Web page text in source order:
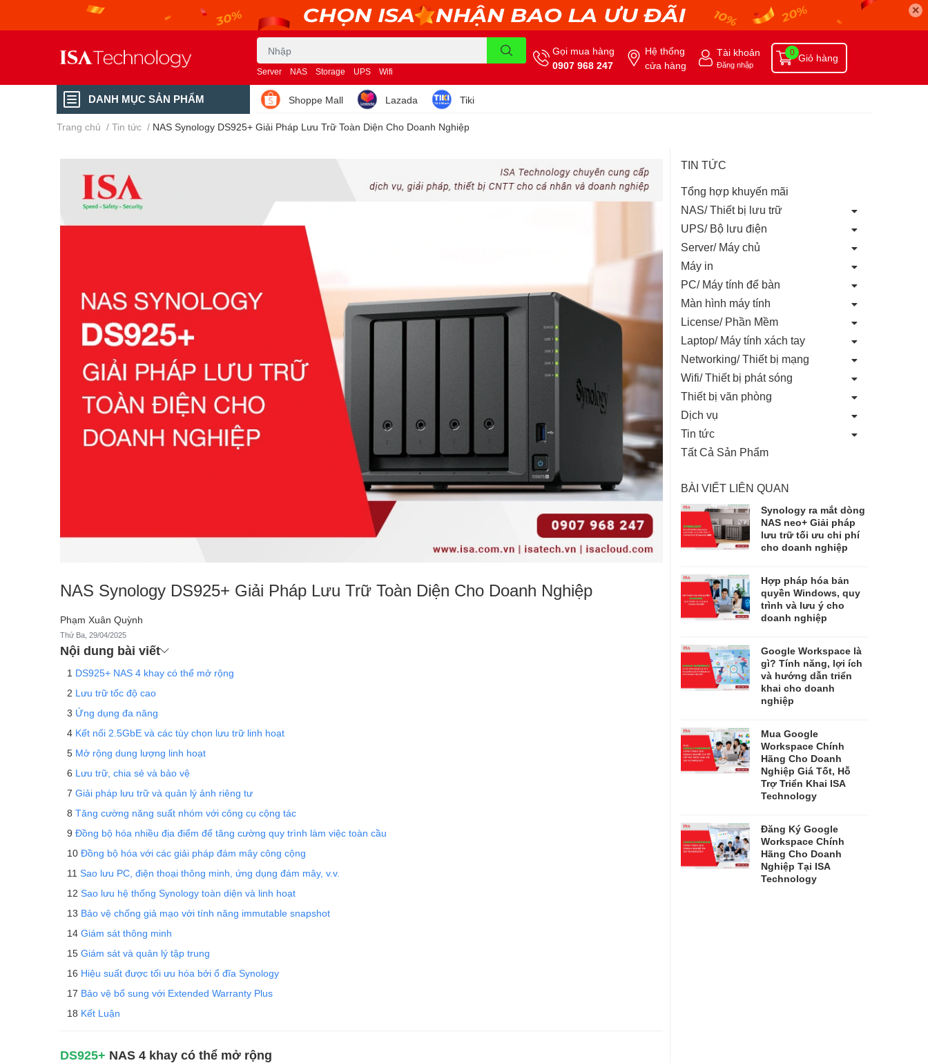
✕
Server NAS Storage UPS Wifi
Gọi mua hàng
0907 968 247
Hệ thống
cửa hàng
Tài khoản
Đăng nhập
Giỏ hàng
0
DANH MỤC SẢN PHẨM Shoppe Mall Lazada Tiki
Trang chủ / Tin tức / NAS Synology DS925+ Giải Pháp Lưu Trữ Toàn Diện Cho Doanh Nghiệp
NAS Synology DS925+ Giải Pháp Lưu Trữ Toàn Diện Cho Doanh Nghiệp
Phạm Xuân Quỳnh
Thứ Ba, 29/04/2025
Nội dung bài viết
DS925+ NAS 4 khay có thể mở rộng
Lưu trữ tốc độ cao
Ứng dụng đa năng
Kết nối 2.5GbE và các tùy chọn lưu trữ linh hoạt
Mở rộng dung lượng linh hoạt
Lưu trữ, chia sẻ và bảo vệ
Giải pháp lưu trữ và quản lý ảnh riêng tư
Tăng cường năng suất nhóm với công cụ cộng tác
Đồng bộ hóa nhiều địa điểm để tăng cường quy trình làm việc toàn cầu
Đồng bộ hóa với các giải pháp đám mây công cộng
Sao lưu PC, điện thoại thông minh, ứng dụng đám mây, v.v.
Sao lưu hệ thống Synology toàn diện và linh hoạt
Bảo vệ chống giả mạo với tính năng immutable snapshot
Giám sát thông minh
Giám sát và quản lý tập trung
Hiệu suất được tối ưu hóa bởi ổ đĩa Synology
Bảo vệ bổ sung với Extended Warranty Plus
Kết Luận
DS925+ NAS 4 khay có thể mở rộng
TIN TỨC
Tổng hợp khuyến mãi
NAS/ Thiết bị lưu trữ
UPS/ Bộ lưu điện
Server/ Máy chủ
Máy in
PC/ Máy tính để bàn
Màn hình máy tính
License/ Phần Mềm
Laptop/ Máy tính xách tay
Networking/ Thiết bị mạng
Wifi/ Thiết bị phát sóng
Thiết bị văn phòng
Dịch vụ
Tin tức
Tất Cả Sản Phẩm
BÀI VIẾT LIÊN QUAN
Synology ra mắt dòng
NAS neo+ Giải pháp
lưu trữ tối ưu chi phí
cho doanh nghiệp
Hợp pháp hóa bản
quyền Windows, quy
trình và lưu ý cho
doanh nghiệp
Google Workspace là
gì? Tính năng, lợi ích
và hướng dẫn triển
khai cho doanh
nghiệp
Mua Google
Workspace Chính
Hãng Cho Doanh
Nghiệp Giá Tốt, Hỗ
Trợ Triển Khai ISA
Technology
Đăng Ký Google
Workspace Chính
Hãng Cho Doanh
Nghiệp Tại ISA
Technology